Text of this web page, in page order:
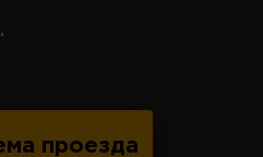
проезда